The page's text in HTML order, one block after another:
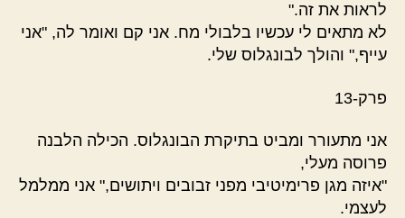
לראות את זה."
לא מתאים לי עכשיו בלבולי מח. אני קם ואומר לה, "אני
עייף," והולך לבונגלוס שלי.
פרק-13
אני מתעורר ומביט בתיקרת הבונגלוס. הכילה הלבנה
פרוסה מעלי,
"איזה מגן פרימיטיבי מפני זבובים ויתושים," אני ממלמל
לעצמי.